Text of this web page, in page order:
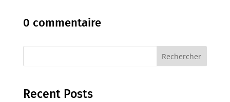
0 commentaire
Rechercher
Recent Posts